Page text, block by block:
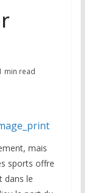
min read
mais
sports offre
dans le